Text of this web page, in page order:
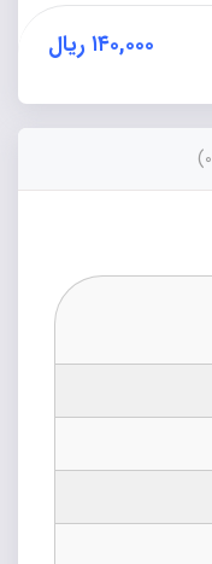
۱۴۰,۰۰۰ ریال